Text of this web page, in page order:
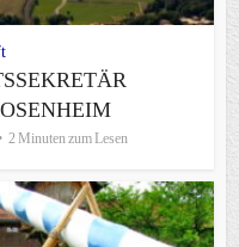
2 Minuten zum Lesen